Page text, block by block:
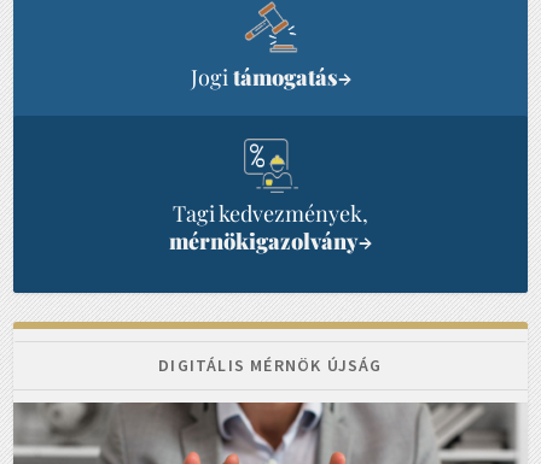
Jogitámogatás→
Tagi kedvezmények,
mérnökigazolvány→
DIGITÁLIS MÉRNÖK ÚJSÁG